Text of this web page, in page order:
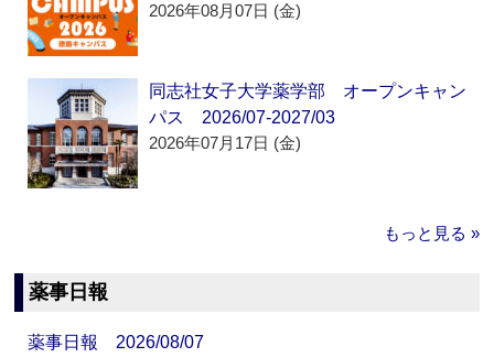
2026年08月07日 (金)
同志社女子大学薬学部 オープンキャン
パス 2026/07-2027/03
2026年07月17日 (金)
もっと見る »
薬事日報
薬事日報 2026/08/07